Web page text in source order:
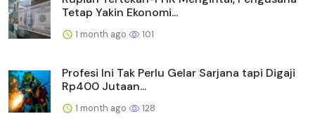
Tetap Yakin Ekonomi...
1 month ago 101
Profesi Ini Tak Perlu Gelar Sarjana tapi Digaji
Rp400 Jutaan...
1 month ago 128